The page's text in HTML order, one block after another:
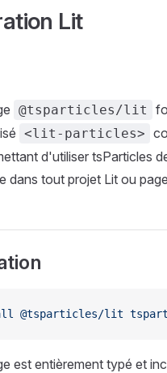
Lit
@tsparticles/lit
<lit-particles>
d'utiliser tsParticles
dans tout projet Lit ou
@tsparticles/lit
est entièrement typé et